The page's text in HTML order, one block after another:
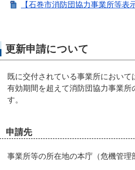
【石巻市消防団協力事業所等表
更新申請について
既に交付されている事業所において
有効期間を超えて消防団協力事業
す。
申請先
事業所等の所在地の本庁（危機管理